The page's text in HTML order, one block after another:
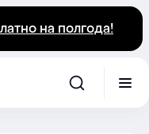
на полгода!